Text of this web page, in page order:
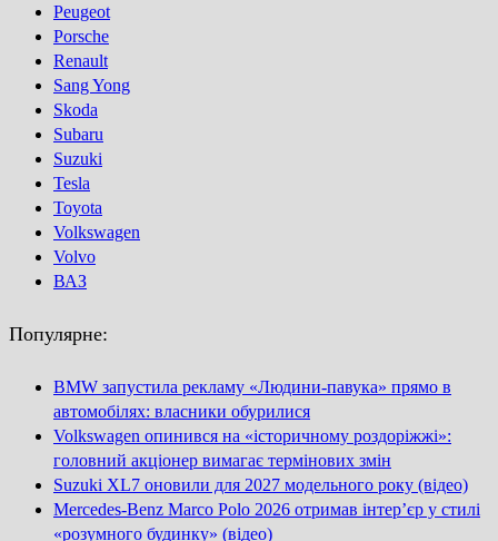
Peugeot
Porsсhe
Renault
Sang Yong
Skoda
Subaru
Suzuki
Tesla
Toyota
Volkswagen
Volvo
ВАЗ
Популярне:
BMW запустила рекламу «Людини-павука» прямо в
автомобілях: власники обурилися
Volkswagen опинився на «історичному роздоріжжі»:
головний акціонер вимагає термінових змін
Suzuki XL7 оновили для 2027 модельного року (відео)
Mercedes-Benz Marco Polo 2026 отримав інтер’єр у стилі
«розумного будинку» (відео)